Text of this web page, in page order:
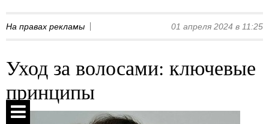
На правах рекламы 01 апреля 2024 в 11:25
Уход за волосами: ключевые
принципы